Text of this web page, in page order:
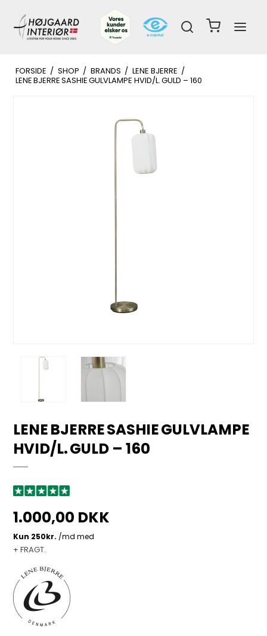
FORSIDE / SHOP / BRANDS / LENE BJERRE /
LENE BJERRE SASHIE GULVLAMPE HVID/L. GULD – 160
LENE BJERRE SASHIE GULVLAMPE
HVID/L. GULD – 160
1.000,00 DKK
+ FRAGT.